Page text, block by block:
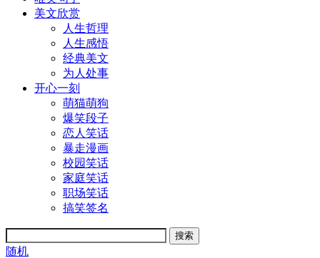
美文欣赏
人生哲理
人生感悟
经典美文
为人处事
开心一刻
萌猫萌狗
爆笑段子
恋人笑话
暴走漫画
校园笑话
家庭笑话
职场笑话
搞笑签名
随机